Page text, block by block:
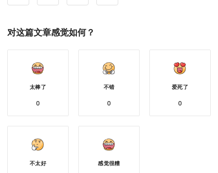
对这篇文章感觉如何？
太棒了
0
不错
0
爱死了
0
不太好 感觉很糟